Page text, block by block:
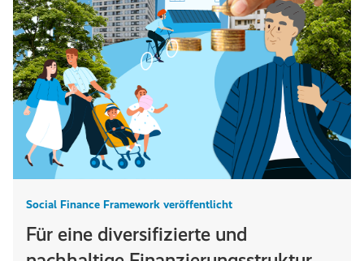
Social Finance Framework veröffentlicht
Für eine diversifizierte und